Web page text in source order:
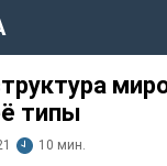
типы
10 мин.